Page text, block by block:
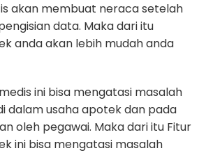
akan membuat neraca setelah
data. Maka dari itu
anda akan lebih mudah anda
ini bisa mengatasi masalah
dalam usaha apotek dan pada
oleh pegawai. Maka dari itu Fitur
ini bisa mengatasi masalah